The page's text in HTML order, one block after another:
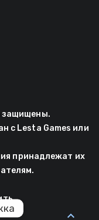
защищены.
с Lesta Games или
принадлежат их
expand_less